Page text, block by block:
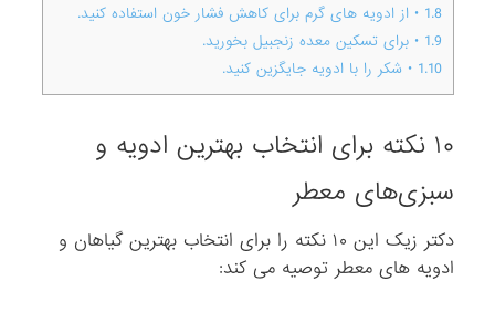
1.8 • از ادویه های‌ گرم برای کاهش فشار خون استفاده کنید.
1.9 • برای تسکین معده زنجبیل بخورید.
1.10 • شکر را با ادویه جایگزین کنید.
۱۰ نکته برای انتخاب بهترین ادویه و
سبزی‌های معطر
دکتر زیک این ۱۰ نکته را برای انتخاب بهترین گیاهان و
ادویه های معطر توصیه می‌ کند: